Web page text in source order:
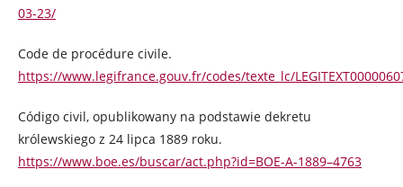
03-23/
Code de procédure civile.
https://www.legifrance.gouv.fr/codes/texte_lc/
Código civil, opublikowany na podstawie dekretu
królewskiego z 24 lipca 1889 roku.
https://www.boe.es/buscar/act.php?id=BOE-A-1889–4763